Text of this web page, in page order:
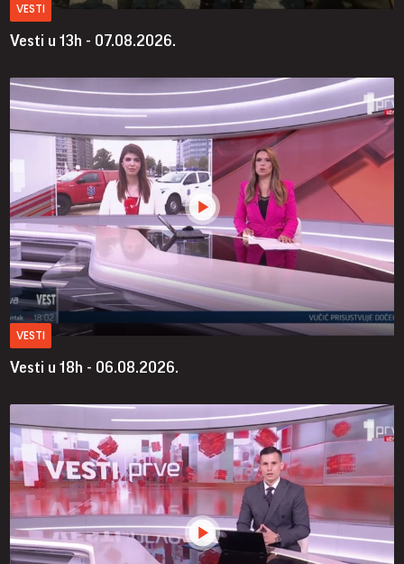
VESTI
Vesti u 13h - 07.08.2026.
VESTI
Vesti u 18h - 06.08.2026.